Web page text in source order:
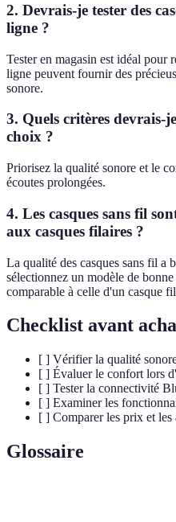
2. Devrais-je tester des
ligne ?
Tester en magasin est idéal pour
ligne peuvent fournir des
sonore.
3. Quels critères
choix ?
Priorisez la qualité sonore et le
écoutes prolongées.
4. Les casques sans fil
aux casques filaires ?
La qualité des casques sans fil a
sélectionnez un modèle de
comparable à celle d'un casque
Checklist avant
[ ] Vérifier la qualité
[ ] Évaluer le confort lors
[ ] Tester la connectivité
[ ] Examiner les
[ ] Comparer les prix et les
Glossaire